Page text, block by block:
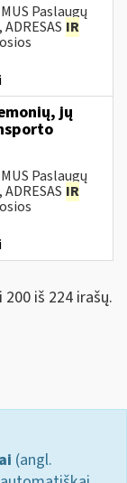
Paslaugų
IR
jų
Paslaugų
IR
iš 224 irašų.
(angl.